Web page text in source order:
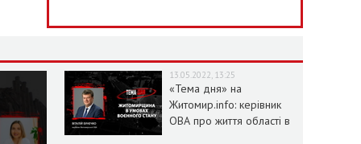
13.05.2022, 13:25
«Тема дня» на
Житомир.info: керівник
ОВА про життя області в